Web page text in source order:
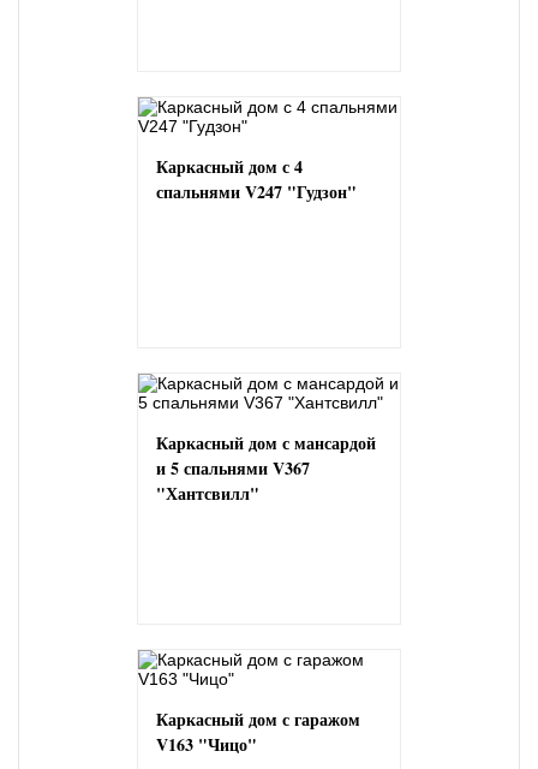
Каркасный дом с 4
спальнями V247 "Гудзон"
Каркасный дом с мансардой
и 5 спальнями V367
"Хантсвилл"
Каркасный дом с гаражом
V163 "Чицо"